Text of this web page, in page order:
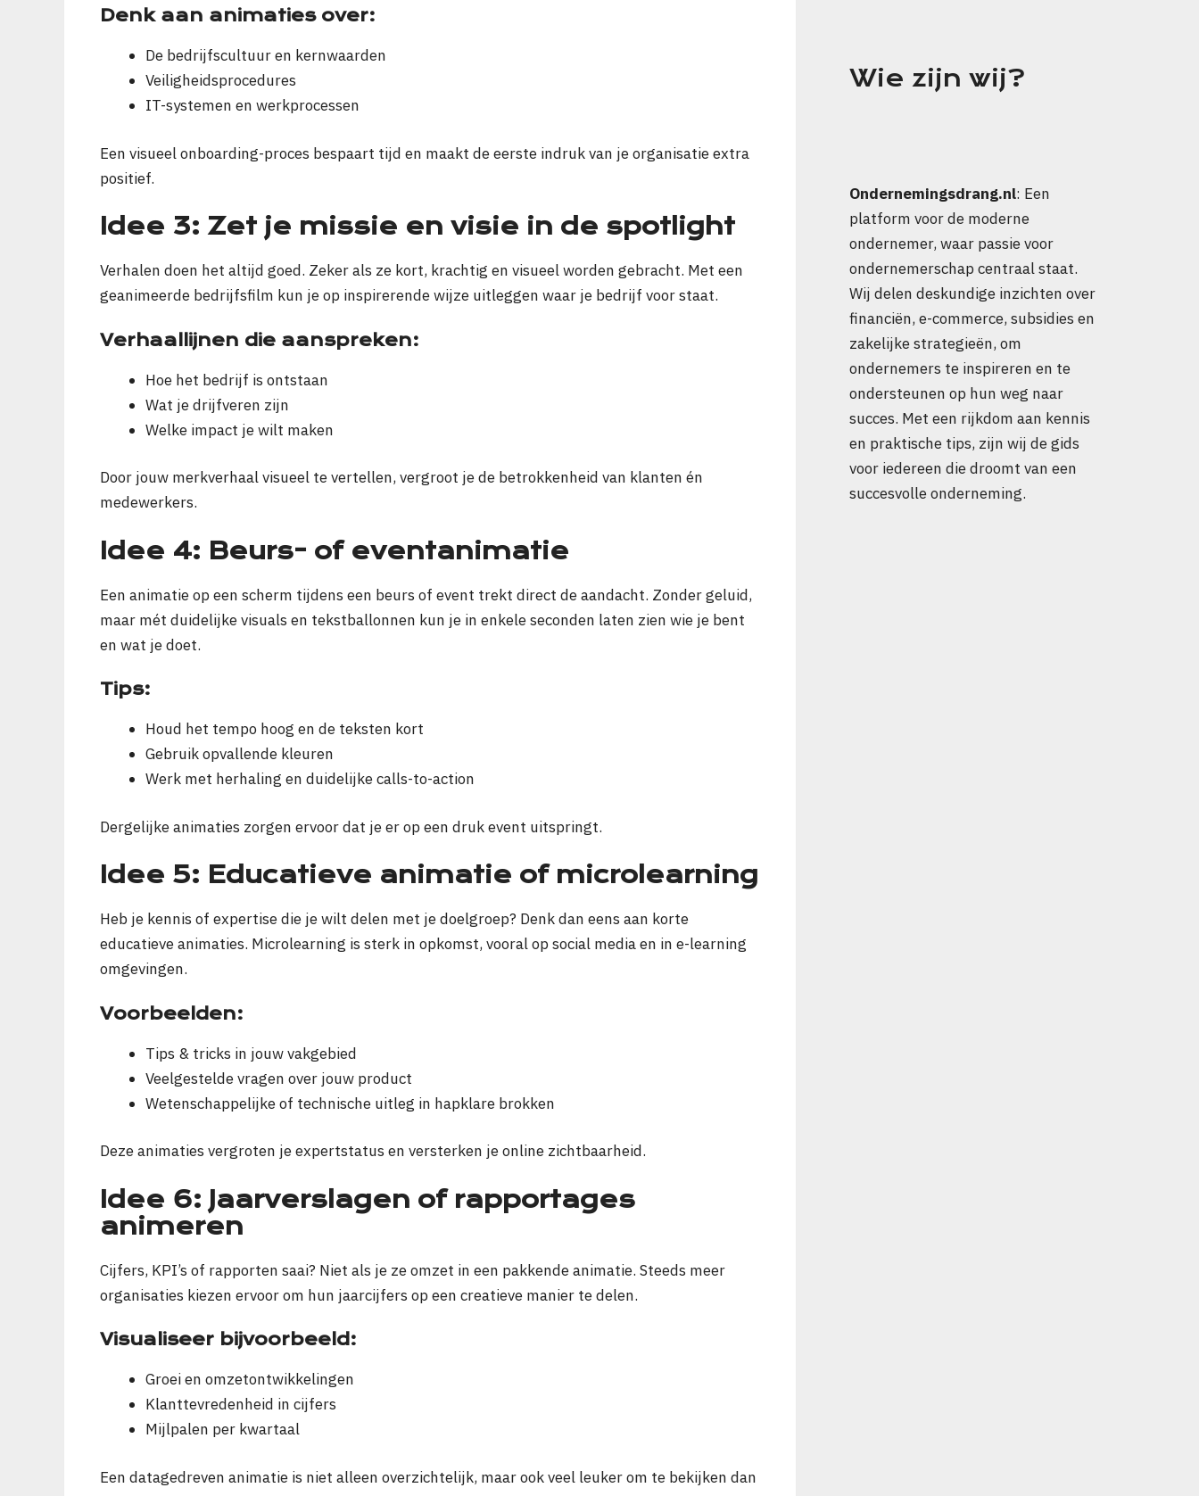
Denk aan animaties over:
De bedrijfscultuur en kernwaarden
Veiligheidsprocedures
IT-systemen en werkprocessen
Een visueel onboarding-proces bespaart tijd en maakt de eerste indruk van je organisatie extra
positief.
Idee 3: Zet je missie en visie in de spotlight
Verhalen doen het altijd goed. Zeker als ze kort, krachtig en visueel worden gebracht. Met een
geanimeerde bedrijfsfilm kun je op inspirerende wijze uitleggen waar je bedrijf voor staat.
Verhaallijnen die aanspreken:
Hoe het bedrijf is ontstaan
Wat je drijfveren zijn
Welke impact je wilt maken
Door jouw merkverhaal visueel te vertellen, vergroot je de betrokkenheid van klanten én
medewerkers.
Idee 4: Beurs- of eventanimatie
Een animatie op een scherm tijdens een beurs of event trekt direct de aandacht. Zonder geluid,
maar mét duidelijke visuals en tekstballonnen kun je in enkele seconden laten zien wie je bent
en wat je doet.
Tips:
Houd het tempo hoog en de teksten kort
Gebruik opvallende kleuren
Werk met herhaling en duidelijke calls-to-action
Dergelijke animaties zorgen ervoor dat je er op een druk event uitspringt.
Idee 5: Educatieve animatie of microlearning
Heb je kennis of expertise die je wilt delen met je doelgroep? Denk dan eens aan korte
educatieve animaties. Microlearning is sterk in opkomst, vooral op social media en in e-learning
omgevingen.
Voorbeelden:
Tips & tricks in jouw vakgebied
Veelgestelde vragen over jouw product
Wetenschappelijke of technische uitleg in hapklare brokken
Deze animaties vergroten je expertstatus en versterken je online zichtbaarheid.
Idee 6: Jaarverslagen of rapportages
animeren
Cijfers, KPI’s of rapporten saai? Niet als je ze omzet in een pakkende animatie. Steeds meer
organisaties kiezen ervoor om hun jaarcijfers op een creatieve manier te delen.
Visualiseer bijvoorbeeld:
Groei en omzetontwikkelingen
Klanttevredenheid in cijfers
Mijlpalen per kwartaal
Een datagedreven animatie is niet alleen overzichtelijk, maar ook veel leuker om te bekijken dan
Wie zijn wij?
Ondernemingsdrang.nl: Een
platform voor de moderne
ondernemer, waar passie voor
ondernemerschap centraal staat.
Wij delen deskundige inzichten over
financiën, e-commerce, subsidies en
zakelijke strategieën, om
ondernemers te inspireren en te
ondersteunen op hun weg naar
succes. Met een rijkdom aan kennis
en praktische tips, zijn wij de gids
voor iedereen die droomt van een
succesvolle onderneming.